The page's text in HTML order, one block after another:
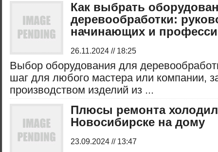
Как выбрать
деревообработки:
начинающих и
26.11.2024 // 18:25
Выбор оборудования для
шаг для любого мастера или компании,
производством изделий из ...
Плюсы ремонта
Новосибирске на дому
23.09.2024 // 13:47